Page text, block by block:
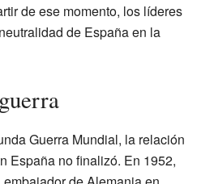
de ese momento, los líderes
de España en la
Guerra Mundial, la relación
España no finalizó. En 1952,